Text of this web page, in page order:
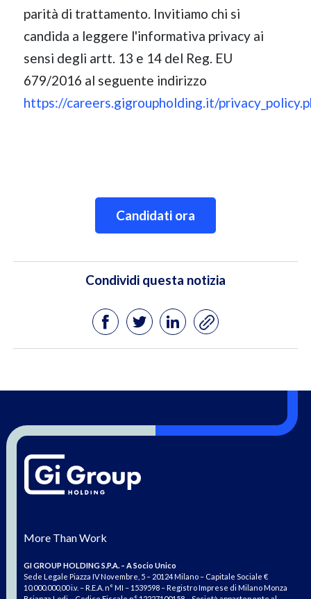
parità di trattamento. Invitiamo chi si
candida a leggere l'informativa privacy ai
sensi degli artt. 13 e 14 del Reg. EU
679/2016 al seguente indirizzo
https://careers.gigroupholding.it/
Candidati ora
Condividi questa notizia
More Than Work
GI GROUP HOLDING S.P.A. – A Socio Unico
Sede Legale Piazza IV Novembre, 5 – 20124 Milano – Capitale Sociale €
10.000.000,00 i.v. – R.E.A. n° MI – 1539598 – Registro Imprese di Milano Monza